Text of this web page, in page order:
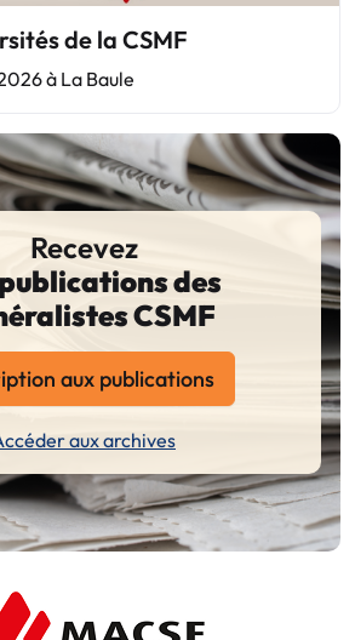
de la CSMF
à La Baule
Recevez
des
CSMF
aux publications
aux archives